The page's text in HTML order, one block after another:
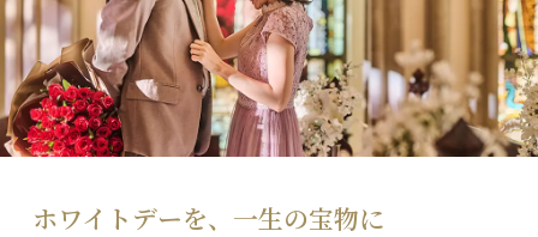
ホワイトデーを、一生の宝物に